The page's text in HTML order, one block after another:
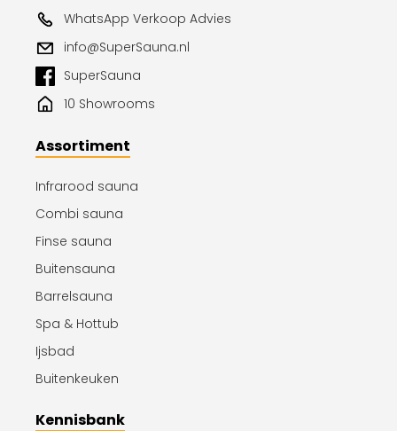
WhatsApp Verkoop Advies
info@SuperSauna.nl
SuperSauna
10 Showrooms
Assortiment
Infrarood sauna
Combi sauna
Finse sauna
Buitensauna
Barrelsauna
Spa & Hottub
Ijsbad
Buitenkeuken
Kennisbank